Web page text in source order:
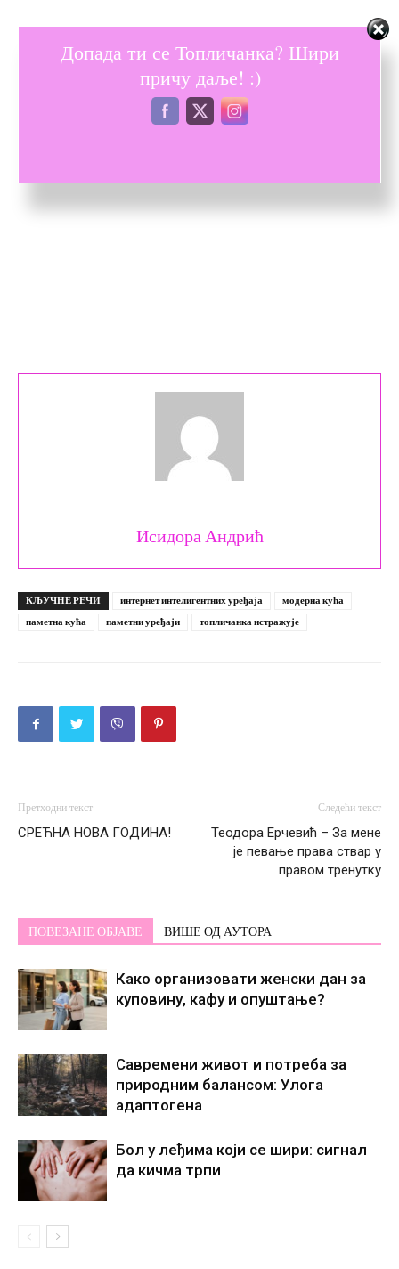
Исидора Андрић
КЉУЧНЕ РЕЧИ интернет интелигентних уређаја
модерна кућа
паметна кућа
паметни уређаји топличанка истражује
Претходни текст
СРЕЋНА НОВА ГОДИНА!
Следећи текст
Теодора Ерчевић – За мене
је певање права ствар у
правом тренутку
ПОВЕЗАНЕ ОБЈАВЕ ВИШЕ ОД АУТОРА
Како организовати женски дан за
куповину, кафу и опуштање?
Савремени живот и потреба за
природним балансом: Улога
адаптогена
Бол у леђима који се шири: сигнал
да кичма трпи
Допада ти се Топличанка? Шири
причу даље! :)